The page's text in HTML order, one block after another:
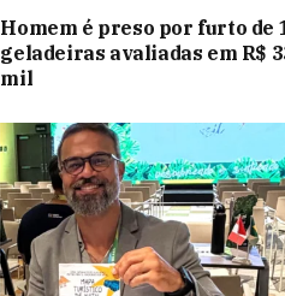
Homem é preso por furto de
geladeiras avaliadas em R$
mil